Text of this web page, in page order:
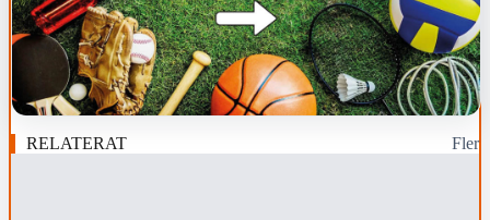
RELATERAT Fler